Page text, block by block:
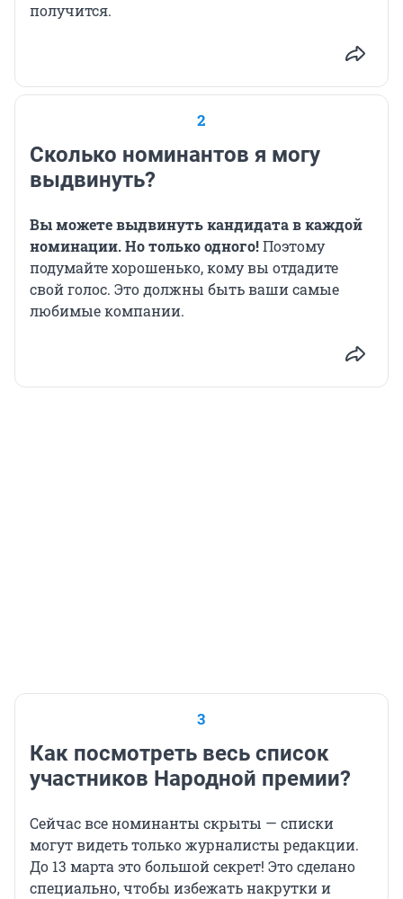
получится.
2
Сколько номинантов я могу
выдвинуть?
Вы можете выдвинуть кандидата в каждой
номинации. Но только одного!Поэтому
подумайте хорошенько, кому вы отдадите
свой голос. Это должны быть ваши самые
любимые компании.
3
Как посмотреть весь список
участников Народной премии?
Сейчас все номинанты скрыты — списки
могут видеть только журналисты редакции.
До 13 марта это большой секрет! Это сделано
специально, чтобы избежать накрутки и